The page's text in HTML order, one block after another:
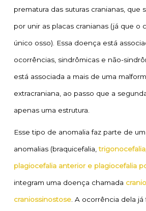
prematura das suturas cranianas, que
por unir as placas cranianas (já que o
único osso). Essa doença está
ocorrências, sindrômicas e não-
está associada a mais de uma
extracraniana, ao passo que a
apenas uma estrutura.
Esse tipo de anomalia faz parte de
anomalias (braquicefalia,trigonocefalia
plagiocefalia anterior e plagiocefalia
integram uma doença chamada
craniossinostose . A ocorrência dela